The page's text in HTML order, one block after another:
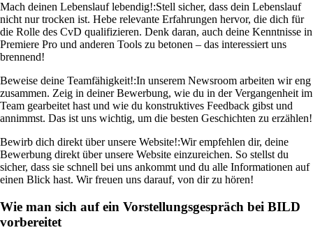
Mach deinen Lebenslauf lebendig!:Stell sicher, dass dein Lebenslauf
nicht nur trocken ist. Hebe relevante Erfahrungen hervor, die dich für
die Rolle des CvD qualifizieren. Denk daran, auch deine Kenntnisse in
Premiere Pro und anderen Tools zu betonen – das interessiert uns
brennend!
Beweise deine Teamfähigkeit!:In unserem Newsroom arbeiten wir eng
zusammen. Zeig in deiner Bewerbung, wie du in der Vergangenheit im
Team gearbeitet hast und wie du konstruktives Feedback gibst und
annimmst. Das ist uns wichtig, um die besten Geschichten zu erzählen!
Bewirb dich direkt über unsere Website!:Wir empfehlen dir, deine
Bewerbung direkt über unsere Website einzureichen. So stellst du
sicher, dass sie schnell bei uns ankommt und du alle Informationen auf
einen Blick hast. Wir freuen uns darauf, von dir zu hören!
Wie man sich auf ein Vorstellungsgespräch bei BILD
vorbereitet